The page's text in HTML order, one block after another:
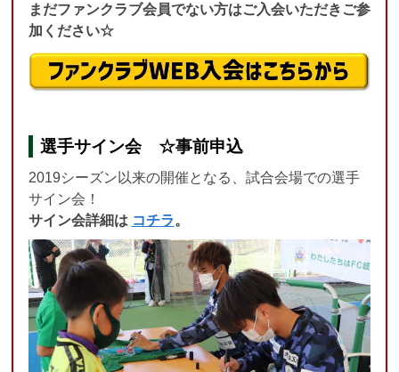
まだファンクラブ会員でない方はご入会いただきご参
加ください☆
選手サイン会 ☆事前申込
2019シーズン以来の開催となる、試合会場での選手
サイン会！
サイン会詳細は コチラ。